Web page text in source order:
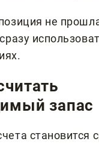
не
запас
становится